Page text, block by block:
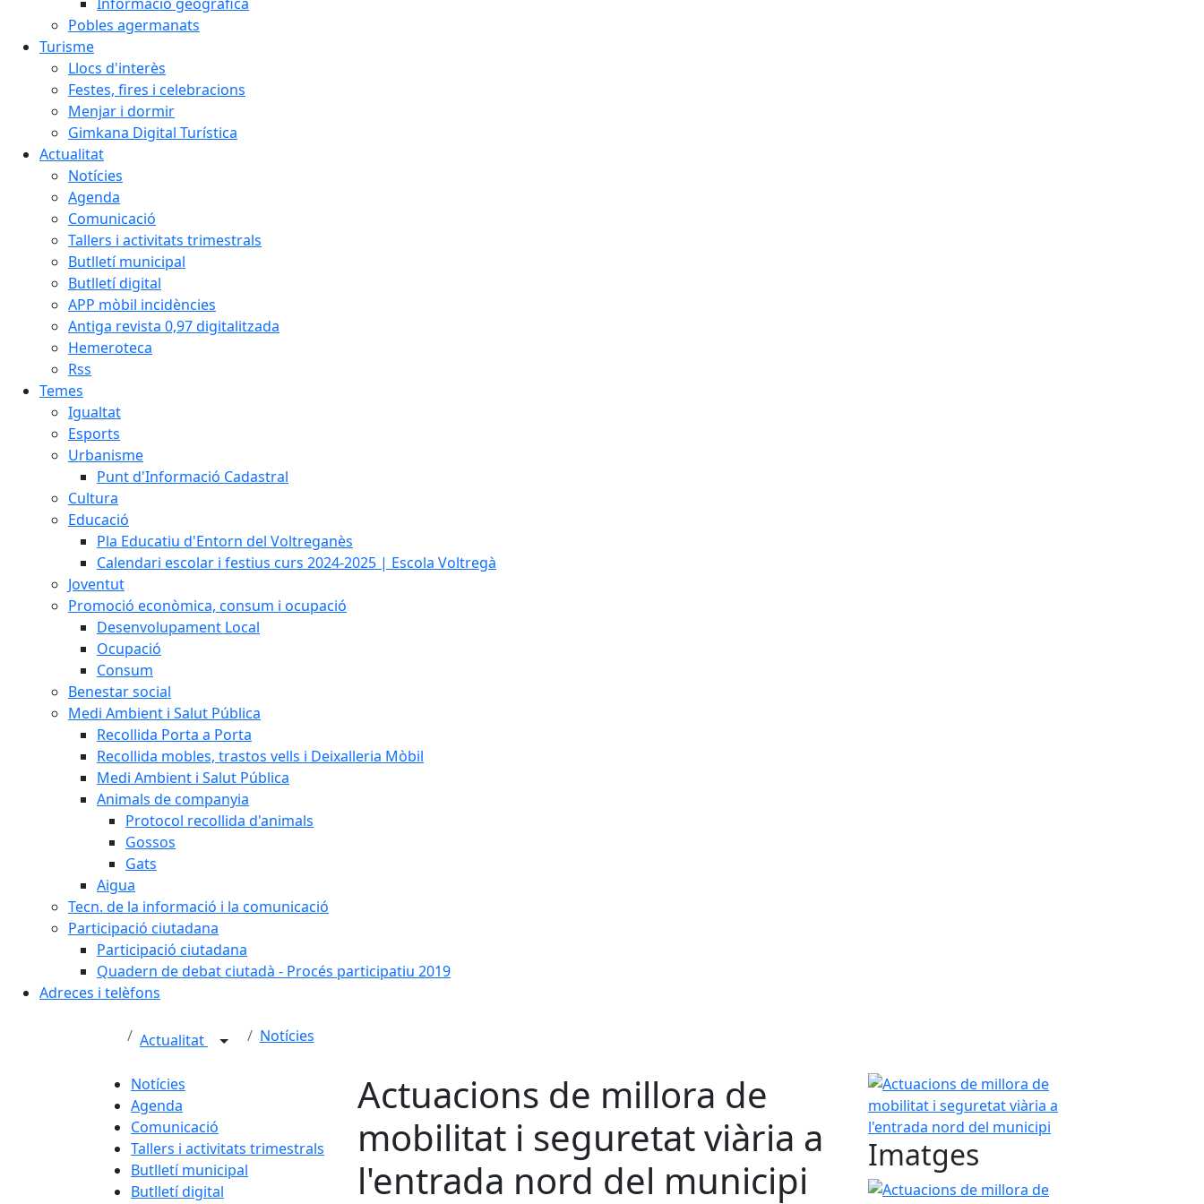
Pobles agermanats
Turisme
Llocs d'interès
Festes, fires i celebracions
Menjar i dormir
Gimkana Digital Turística
Actualitat
Notícies
Agenda
Comunicació
Tallers i activitats trimestrals
Butlletí municipal
Butlletí digital
APP mòbil incidències
Antiga revista 0,97 digitalitzada
Hemeroteca
Rss
Temes
Igualtat
Esports
Urbanisme
Punt d'Informació Cadastral
Cultura
Educació
Pla Educatiu d'Entorn del Voltreganès
Calendari escolar i festius curs 2024-2025 | Escola Voltregà
Joventut
Promoció econòmica, consum i ocupació
Desenvolupament Local
Ocupació
Consum
Benestar social
Medi Ambient i Salut Pública
Recollida Porta a Porta
Recollida mobles, trastos vells i Deixalleria Mòbil
Medi Ambient i Salut Pública
Animals de companyia
Protocol recollida d'animals
Gossos
Gats
Aigua
Tecn. de la informació i la comunicació
Participació ciutadana
Participació ciutadana
Quadern de debat ciutadà - Procés participatiu 2019
Adreces i telèfons
Actualitat Notícies
Notícies
Agenda
Comunicació
Tallers i activitats trimestrals
Butlletí municipal
Butlletí digital
Actuacions de millora de
mobilitat i seguretat viària a
l'entrada nord del municipi
Actuacions de millora de mobilitat i seguretat
Imatges
Actuacions de millora de mobilitat i seguretat